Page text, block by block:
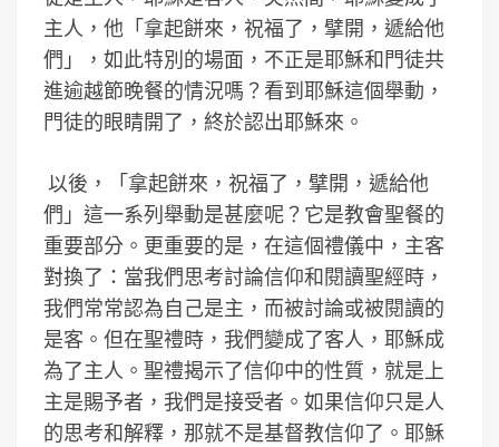
主人，他「拿起餅來，祝福了，擘開，遞給他
們」，如此特別的場面，不正是耶穌和門徒共
進逾越節晚餐的情況嗎？看到耶穌這個舉動，
門徒的眼睛開了，終於認出耶穌來。
以後，「拿起餅來，祝福了，擘開，遞給他
們」這一系列舉動是甚麼呢？它是教會聖餐的
重要部分。更重要的是，在這個禮儀中，主客
對換了：當我們思考討論信仰和閱讀聖經時，
我們常常認為自己是主，而被討論或被閱讀的
是客。但在聖禮時，我們變成了客人，耶穌成
為了主人。聖禮揭示了信仰中的性質，就是上
主是賜予者，我們是接受者。如果信仰只是人
的思考和解釋，那就不是基督教信仰了。耶穌